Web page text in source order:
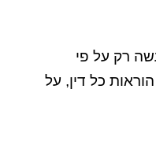
רק על פי
כל דין, על